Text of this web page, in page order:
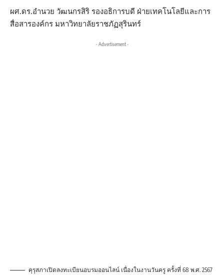
ผศ.ดร.อำนวย วัฒนกรสิริ รองอธิการบดี ฝ่ายเทคโนโลยีและการ
สื่อสารองค์กร มหาวิทยาลัยราชภัฏสุรินทร์
- Advertisement -
คุรุสภาเปิดลงทะเบียนอบรมออนไลน์ เนื่องในงานวันครู ครั้งที่ 68 พ.ศ. 2567